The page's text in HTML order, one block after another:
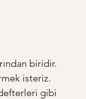
biridir.
isteriz.
gibi